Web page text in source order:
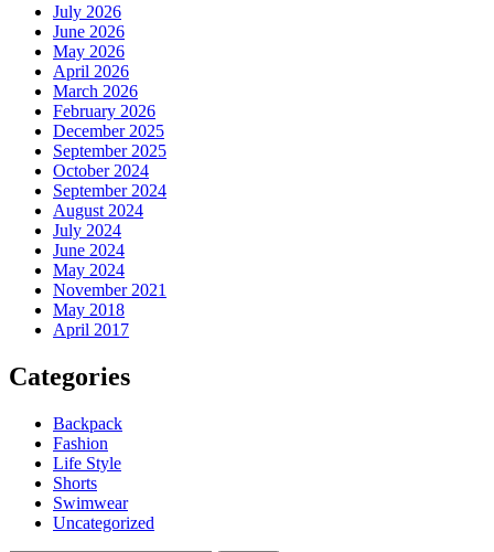
July 2026
June 2026
May 2026
April 2026
March 2026
February 2026
December 2025
September 2025
October 2024
September 2024
August 2024
July 2024
June 2024
May 2024
November 2021
May 2018
April 2017
Categories
Backpack
Fashion
Life Style
Shorts
Swimwear
Uncategorized